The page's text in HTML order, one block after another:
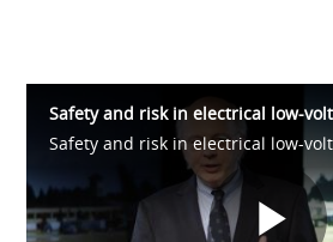
Safety and risk in electrical low-
Safety and risk in electrical low-